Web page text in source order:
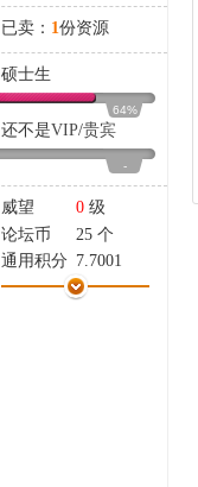
已卖： 1份资源
硕士生
64%
还不是VIP/贵宾
-
威望 0 级
论坛币
25 个
通用积分 7.7001
学术水平
0 点